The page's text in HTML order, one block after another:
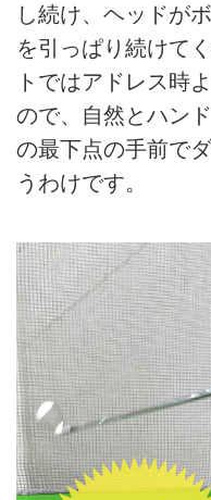
し続け、ヘッドが
を引っぱり続けて
トではアドレス時
ので、自然とハン
の最下点の手前で
うわけです。